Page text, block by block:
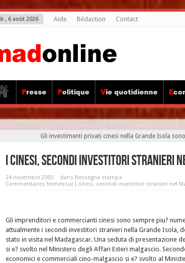
, 6 août 2026 Aide Rédaction Contact
Presse Politique Vie quotidienne
Gli investimenti privati cinesi nella Grande Isola
I cinesi, secondi investitori stranieri
24 novembre 2005 dans Ressegna stampa
Commentaires ferméssur I cinesi, secondi investitori stranieri nel
Gli imprenditori e commercianti cinesi sono sempre piu?
attualmente i secondi investitori stranieri nella Grande Isola,
stato in visita nel Madagascar. Una seduta di presentazione
si e? svolto nel Ministero degli Affari Esteri malgascio.
economici e commerciali cino-malgascio si e? svolto al